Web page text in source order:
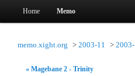
Skip to primary content
Skip to secondary content
Home Memo
memo.xight.org 2003-11
« Magebane 2 - Trinity